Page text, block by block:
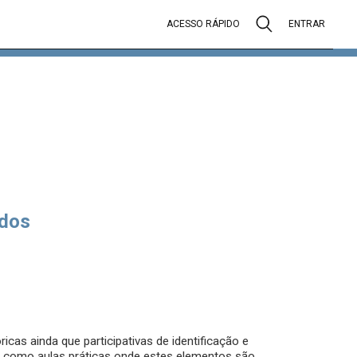
ACESSO RÁPIDO ENTRAR
ainda que participativas de identificação e